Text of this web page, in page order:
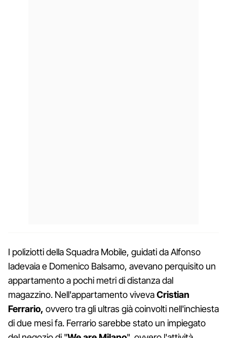
I poliziotti della Squadra Mobile, guidati da Alfonso
Iadevaia e Domenico Balsamo, avevano perquisito un
appartamento a pochi metri di distanza dal
magazzino. Nell'appartamento vivevaCristian
Ferrario, ovvero tra gli ultras già coinvolti nell'inchiesta
di due mesi fa. Ferrario sarebbe stato un impiegato